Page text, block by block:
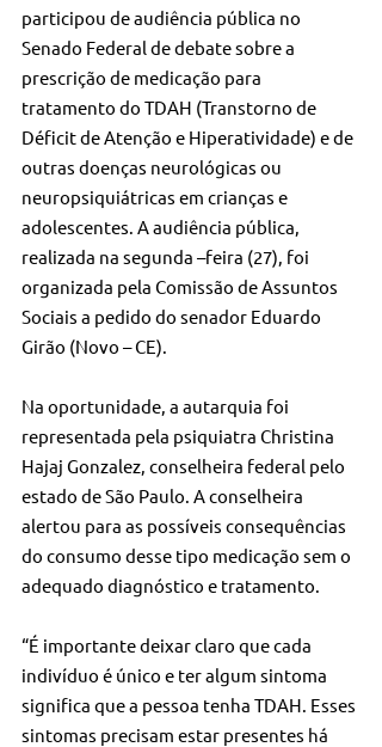
participou de audiência pública no
Senado Federal de debate sobre a
prescrição de medicação para
tratamento do TDAH (Transtorno de
Déficit de Atenção e Hiperatividade) e de
outras doenças neurológicas ou
neuropsiquiátricas em crianças e
adolescentes. A audiência pública,
realizada na segunda –feira (27), foi
organizada pela Comissão de Assuntos
Sociais a pedido do senador Eduardo
Girão (Novo – CE).
Na oportunidade, a autarquia foi
representada pela psiquiatra Christina
Hajaj Gonzalez, conselheira federal pelo
estado de São Paulo. A conselheira
alertou para as possíveis consequências
do consumo desse tipo medicação sem o
adequado diagnóstico e tratamento.
“É importante deixar claro que cada
indivíduo é único e ter algum sintoma
significa que a pessoa tenha TDAH. Esses
sintomas precisam estar presentes há